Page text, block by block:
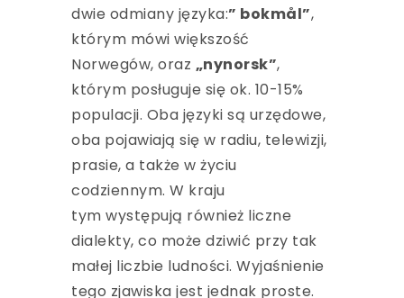
dwie odmiany języka:” bokmål”,
którym mówi większość
Norwegów, oraz „nynorsk”,
którym posługuje się ok. 10-15%
populacji. Oba języki są urzędowe,
oba pojawiają się w radiu, telewizji,
prasie, a także w życiu
codziennym. W kraju
tym występują również liczne
dialekty, co może dziwić przy tak
małej liczbie ludności. Wyjaśnienie
tego zjawiska jest jednak proste.